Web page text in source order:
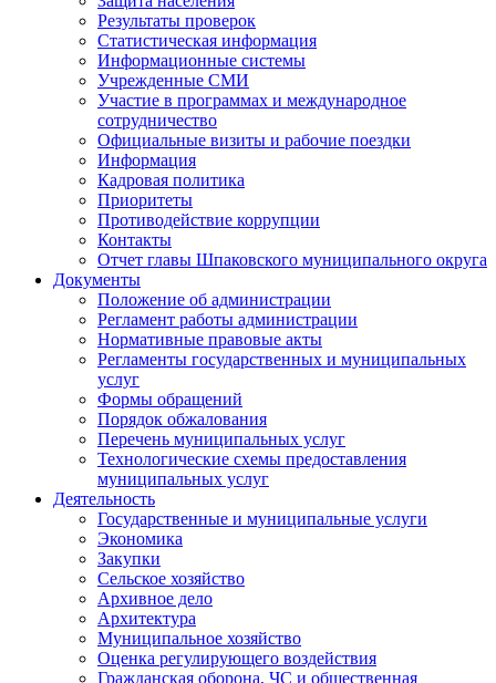
Результаты проверок
Статистическая информация
Информационные системы
Учрежденные СМИ
Участие в программах и международное
сотрудничество
Официальные визиты и рабочие поездки
Информация
Кадровая политика
Приоритеты
Противодействие коррупции
Контакты
Отчет главы Шпаковского муниципального округа
Документы
Положение об администрации
Регламент работы администрации
Нормативные правовые акты
Регламенты государственных и муниципальных
услуг
Формы обращений
Порядок обжалования
Перечень муниципальных услуг
Технологические схемы предоставления
муниципальных услуг
Деятельность
Государственные и муниципальные услуги
Экономика
Закупки
Сельское хозяйство
Архивное дело
Архитектура
Муниципальное хозяйство
Оценка регулирующего воздействия
Гражданская оборона, ЧС и общественная